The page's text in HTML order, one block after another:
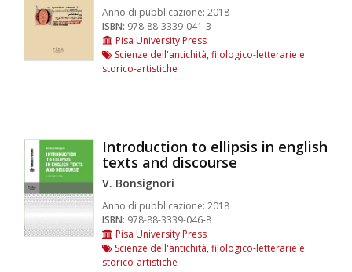
Anno di pubblicazione: 2018
ISBN: 978-88-3339-041-3
Pisa University Press
Scienze dell'antichità, filologico-letterarie e
storico-artistiche
Introduction to ellipsis in english
texts and discourse
V. Bonsignori
Anno di pubblicazione: 2018
ISBN: 978-88-3339-046-8
Pisa University Press
Scienze dell'antichità, filologico-letterarie e
storico-artistiche